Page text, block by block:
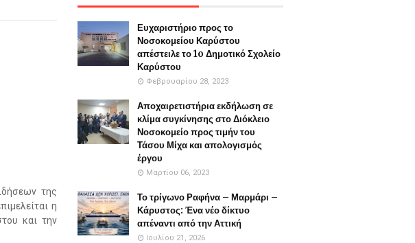
της
η
και την
Ευχαριστήριο προς το
Νοσοκομείου Καρύστου
απέστειλε το 1o Δημοτικό Σχολείο
Καρύστου
Φεβρουαρίου 28, 2023
Αποχαιρετιστήρια εκδήλωση σε
κλίμα συγκίνησης στο Διόκλειο
Νοσοκομείο προς τιμήν του
Τάσου Μίχα και απολογισμός
έργου
Μαρτίου 06, 2023
Το τρίγωνο Ραφήνα – Μαρμάρι –
Κάρυστος: Ένα νέο δίκτυο
απέναντι από την Αττική
Ιουλίου 21, 2026